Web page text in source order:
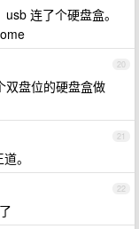
连了个硬盘盒。
20
双盘位的硬盘盒做
21
。
22